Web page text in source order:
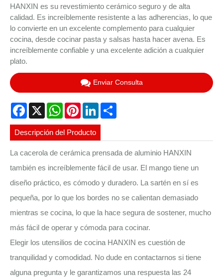
HANXIN es su revestimiento cerámico seguro y de alta
calidad. Es increíblemente resistente a las adherencias, lo que
lo convierte en un excelente complemento para cualquier
cocina, desde cocinar pasta y salsas hasta hacer avena. Es
increíblemente confiable y una excelente adición a cualquier
plato.
Enviar Consulta
Facebook
X WhatsAppPinterestLinkedIn
Descripción del Producto
La cacerola de cerámica prensada de aluminio HANXIN
también es increíblemente fácil de usar. El mango tiene un
diseño práctico, es cómodo y duradero. La sartén en sí es
pequeña, por lo que los bordes no se calientan demasiado
mientras se cocina, lo que la hace segura de sostener, mucho
más fácil de operar y cómoda para cocinar.
Elegir los utensilios de cocina HANXIN es cuestión de
tranquilidad y comodidad. No dude en contactarnos si tiene
alguna pregunta y le garantizamos una respuesta las 24